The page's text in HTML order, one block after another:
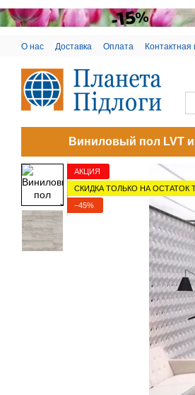
Перейти к основному контенту
О нас Доставка Оплата
Виниловый пол LVT и
АКЦИЯ
СКИДКА ТОЛЬКО НА ОСТАТОК
−45%